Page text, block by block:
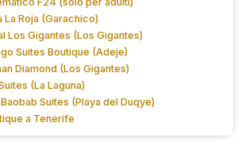
La Roja (Garachico)
Los Gigantes (Los Gigantes)
Suites Boutique (Adeje)
Diamond (Los Gigantes)
(La Laguna)
Suites (Playa del Duqye)
a Tenerife